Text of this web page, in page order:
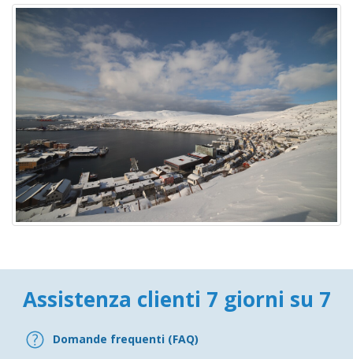
Assistenza clienti 7 giorni su 7
Domande frequenti (FAQ)